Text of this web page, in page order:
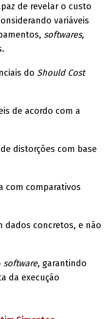
de revelar o custo
variáveis
softwares,
do Should Cost
de acordo com a
distorções com base
com comparativos
dados concretos, e não
software, garantindo
da execução